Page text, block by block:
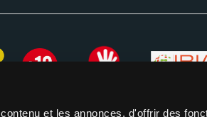
et les annonces, d'offrir des